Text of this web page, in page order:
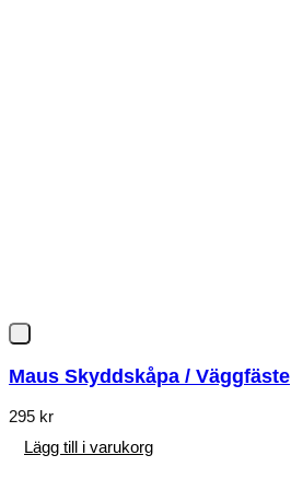
Maus Skyddskåpa / Väggfäste
295 kr
Lägg till i varukorg